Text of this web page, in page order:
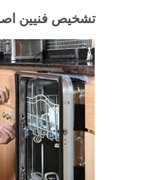
تشخيص فنيين